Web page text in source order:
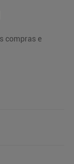
compras e